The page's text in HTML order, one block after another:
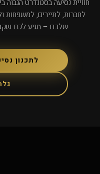
לחברות, לתיירים, למשפחות
שלכם – מגיע לכם
לתכנון